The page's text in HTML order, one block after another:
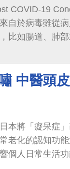
COVID-19
自於病毒雖從
比如腸道、肺
中醫頭
本將「癡呆症
老化的認知功
個人日常生活功